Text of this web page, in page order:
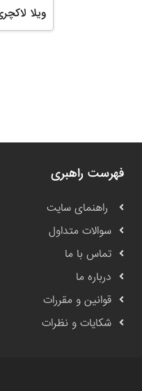
ویلا لاکچری 3 خوابه در بندر
فهرست راهبری
راهنمای سایت
سوالات متداول
تماس با ما
درباره ما
قوانین و مقررات
شکایات و نظرات